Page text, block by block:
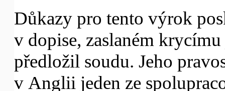
Důkazy pro tento výrok
v dopise, zaslaném
předložil soudu. Jeho
v Anglii jeden ze